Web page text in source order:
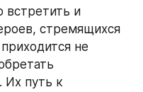
встретить и
стремящихся
не
Их путь к